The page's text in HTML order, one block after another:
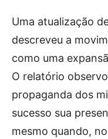
Uma atualização
descreveu a
como uma
O relatório
propaganda dos
sucesso sua
mesmo quando,